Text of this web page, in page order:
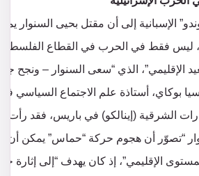
الإسبانية إلى أن مقتل بحيى السنوار
ليس فقط في الحرب في القطاع
الإقليمي”، الذي “سعى السنوار – ونجح
بوكاي، أستاذة علم الاجتماع السياسي
الشرقية (إينالكو) في باريس، فقد رأت
“تصوّر أن هجوم حركة “حماس” يمكن أن
الإقليمي”، إذ كان يهدف “إلى إثارة